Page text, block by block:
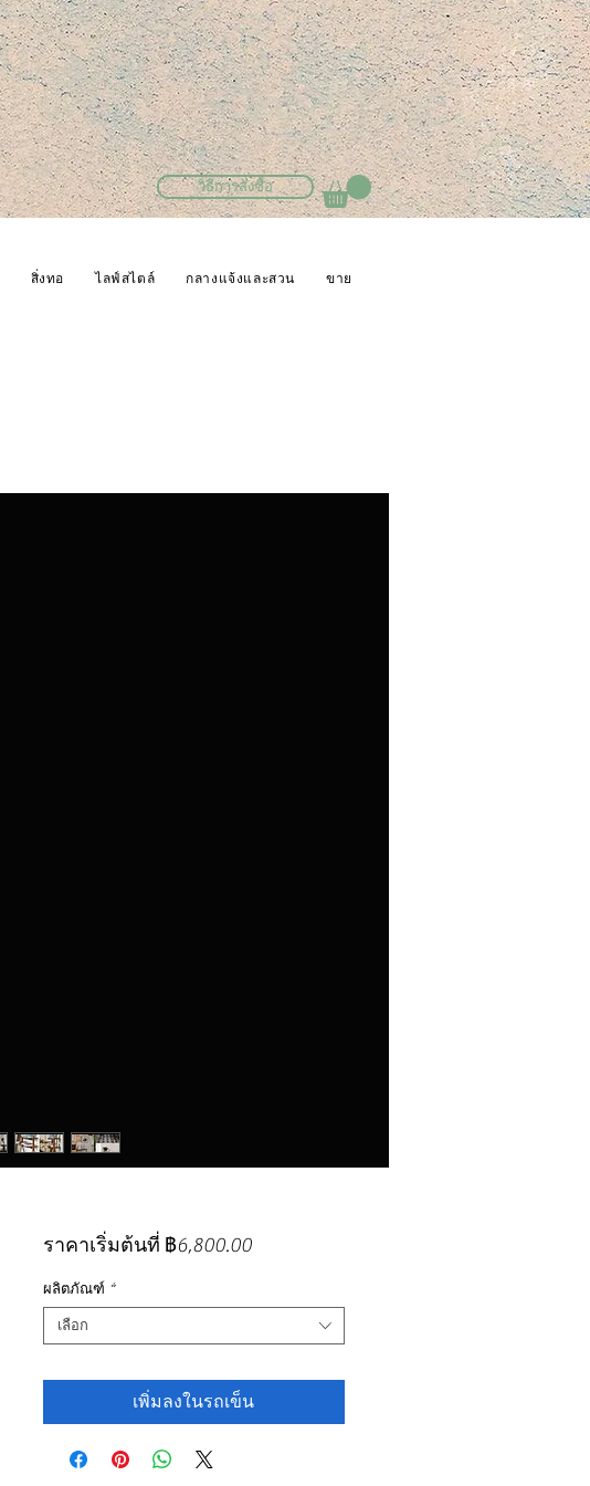
วิธีการสั่งซื้อ
สิ่งทอ ไลฟ์สไตล์ กลางแจ้งและสวน ขาย
ราคาเริ่มต้นที่ ฿6,800.00ราคา
ผลิตภัณฑ์ *
เลือก
เพิ่มลงในรถเข็น